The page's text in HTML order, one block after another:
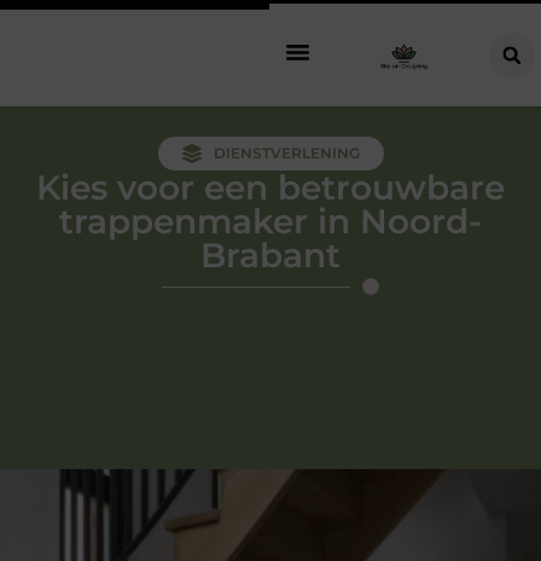
DIENSTVERLENING
Kies voor een betrouwbare
trappenmaker in Noord-
Brabant